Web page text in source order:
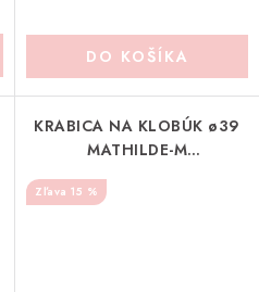
DO KOŠÍKA
KRABICA NA KLOBÚK ø39
MATHILDE-M
(MLRASBBC0018C)
15 %